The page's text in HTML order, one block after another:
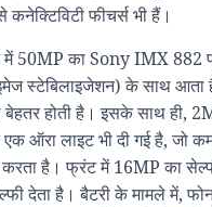
फीचर्स भी हैं।
50MP का Sony IMX 882
स्टेबिलाइजेशन) के साथ आता
बेहतर होती है। इसके साथ ही,
ऑरा लाइट भी दी गई है, जो कम
करता है। फ्रंट में 16MP का
देता है। बैटरी के मामले में,